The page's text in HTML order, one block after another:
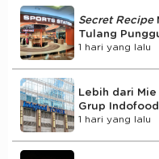
Secret Recipe
Tulang
1 hari yang lalu
Lebih dari
Grup Indofood
1 hari yang lalu